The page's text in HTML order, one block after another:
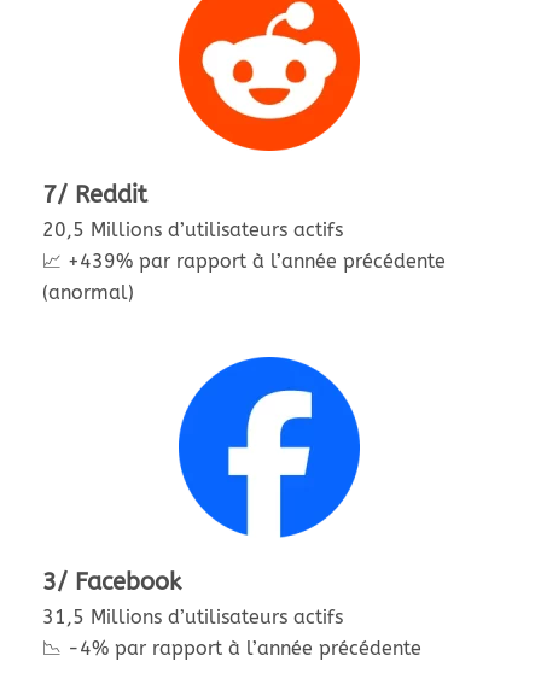
7/ Reddit
20,5 Millions d’utilisateurs actifs
📈 +439% par rapport à l’année précédente
(anormal)
3/ Facebook
31,5 Millions d’utilisateurs actifs
📉 -4% par rapport à l’année précédente